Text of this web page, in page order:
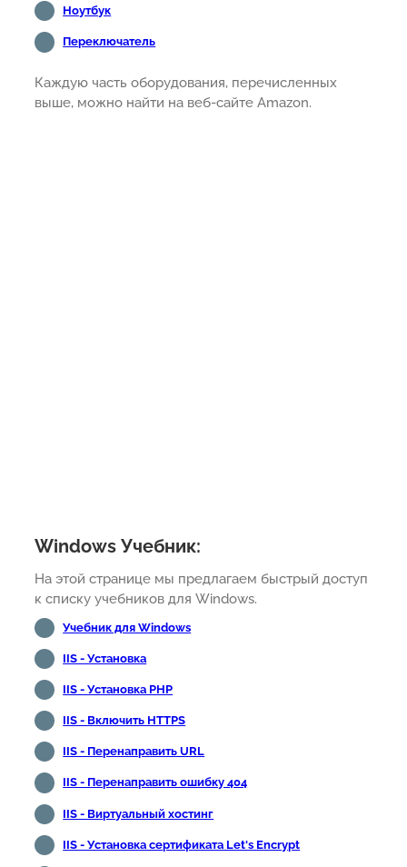
Ноутбук
Переключатель
Каждую часть оборудования, перечисленных
выше, можно найти на веб-сайте Amazon.
Windows Учебник:
На этой странице мы предлагаем быстрый доступ
к списку учебников для Windows.
Учебник для Windows
IIS - Установка
IIS - Установка PHP
IIS - Включить HTTPS
IIS - Перенаправить URL
IIS - Перенаправить ошибку 404
IIS - Виртуальный хостинг
IIS - Установка сертификата Let's Encrypt